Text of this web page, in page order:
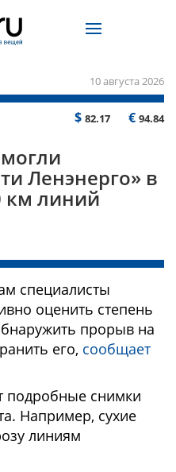
10 августа 2026
$ 82.17 € 94.84
Ленэнерго» в
км линий
специалисты
оценить степень
прорыв на
его, сообщает
подробные снимки
Например, сухие
линиям